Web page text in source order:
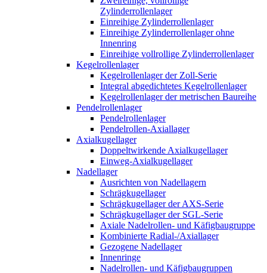
Zylinderrollenlager
Einreihige Zylinderrollenlager
Einreihige Zylinderrollenlager ohne
Innenring
Einreihige vollrollige Zylinderrollenlager
Kegelrollenlager
Kegelrollenlager der Zoll-Serie
Integral abgedichtetes Kegelrollenlager
Kegelrollenlager der metrischen Baureihe
Pendelrollenlager
Pendelrollenlager
Pendelrollen-Axiallager
Axialkugellager
Doppeltwirkende Axialkugellager
Einweg-Axialkugellager
Nadellager
Ausrichten von Nadellagern
Schrägkugellager
Schrägkugellager der AXS-Serie
Schrägkugellager der SGL-Serie
Axiale Nadelrollen- und Käfigbaugruppe
Kombinierte Radial-/Axiallager
Gezogene Nadellager
Innenringe
Nadelrollen- und Käfigbaugruppen